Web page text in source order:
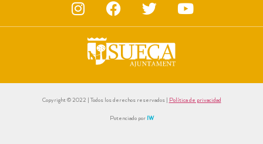
Copyright © 2022 | Todos los derechos reservados | Política de privacidad
Potenciado por IW